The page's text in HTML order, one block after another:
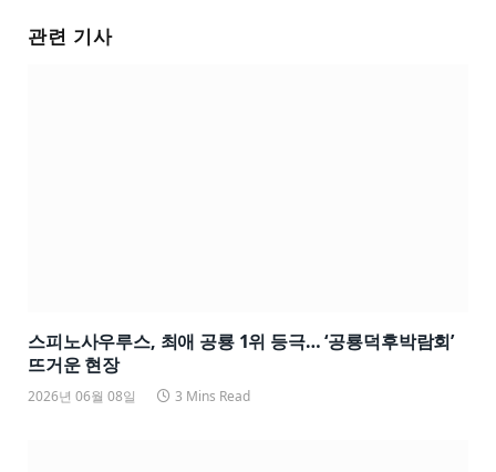
관련 기사
스피노사우루스, 최애 공룡 1위 등극… ‘공룡덕후박람회’
뜨거운 현장
2026년 06월 08일 3 Mins Read